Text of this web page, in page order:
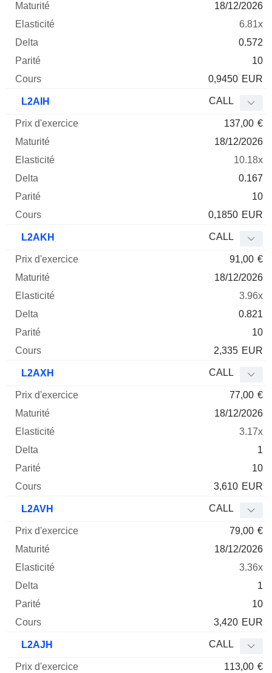
18/12/2026
6.81x
0.572
10
0,9450 EUR
L2AIH CALL
137,00 €
18/12/2026
10.18x
0.167
10
0,1850 EUR
L2AKH CALL
91,00 €
18/12/2026
3.96x
0.821
10
2,335 EUR
L2AXH CALL
77,00 €
18/12/2026
3.17x
1
10
3,610 EUR
L2AVH CALL
79,00 €
18/12/2026
3.36x
1
10
3,420 EUR
L2AJH CALL
113,00 €